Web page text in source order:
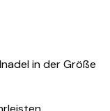
in der Größe